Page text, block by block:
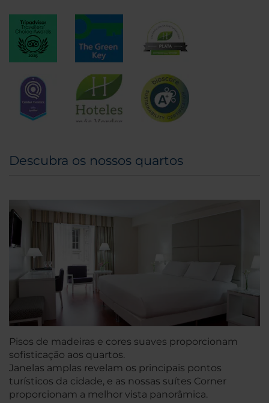
Descubra os nossos quartos
Pisos de madeiras e cores suaves proporcionam
sofisticação aos quartos.
Janelas amplas revelam os principais pontos
turísticos da cidade, e as nossas suítes Corner
proporcionam a melhor vista panorâmica.